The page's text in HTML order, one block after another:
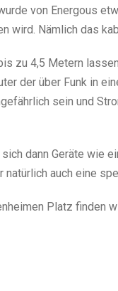
von Energous
wird. Nämlich das
zu 4,5 Metern
der über Funk in
sein und
dann Geräte wie
natürlich auch eine
Platz finden